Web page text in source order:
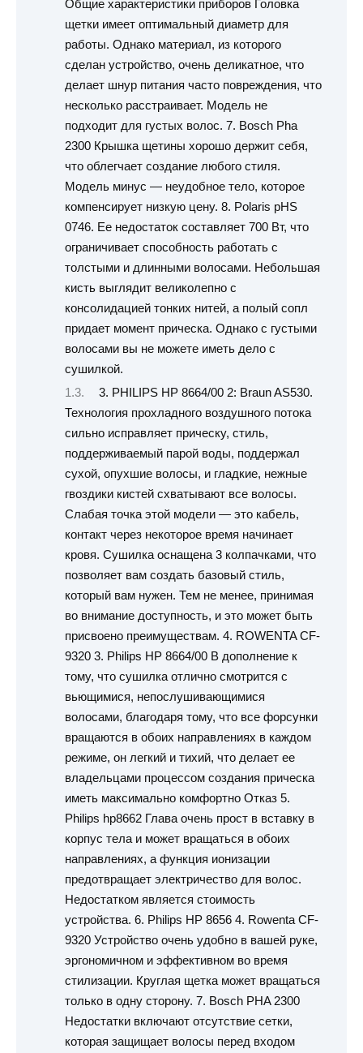
Общие характеристики приборов Головка
щетки имеет оптимальный диаметр для
работы. Однако материал, из которого
сделан устройство, очень деликатное, что
делает шнур питания часто повреждения, что
несколько расстраивает. Модель не
подходит для густых волос. 7. Bosch Pha
2300 Крышка щетины хорошо держит себя,
что облегчает создание любого стиля.
Модель минус — неудобное тело, которое
компенсирует низкую цену. 8. Polaris pHS
0746. Ее недостаток составляет 700 Вт, что
ограничивает способность работать с
толстыми и длинными волосами. Небольшая
кисть выглядит великолепно с
консолидацией тонких нитей, а полый сопл
придает момент прическа. Однако с густыми
волосами вы не можете иметь дело с
сушилкой.
3. PHILIPS HP 8664/00 2: Braun AS530.
Технология прохладного воздушного потока
сильно исправляет прическу, стиль,
поддерживаемый парой воды, поддержал
сухой, опухшие волосы, и гладкие, нежные
гвоздики кистей схватывают все волосы.
Слабая точка этой модели — это кабель,
контакт через некоторое время начинает
кровя. Сушилка оснащена 3 колпачками, что
позволяет вам создать базовый стиль,
который вам нужен. Тем не менее, принимая
во внимание доступность, и это может быть
присвоено преимуществам. 4. ROWENTA CF-
9320 3. Philips HP 8664/00 В дополнение к
тому, что сушилка отлично смотрится с
вьющимися, непослушивающимися
волосами, благодаря тому, что все форсунки
вращаются в обоих направлениях в каждом
режиме, он легкий и тихий, что делает ее
владельцами процессом создания прическа
иметь максимально комфортно Отказ 5.
Philips hp8662 Глава очень прост в вставку в
корпус тела и может вращаться в обоих
направлениях, а функция ионизации
предотвращает электричество для волос.
Недостатком является стоимость
устройства. 6. Philips HP 8656 4. Rowenta CF-
9320 Устройство очень удобно в вашей руке,
эргономичном и эффективном во время
стилизации. Круглая щетка может вращаться
только в одну сторону. 7. Bosch PHA 2300
Недостатки включают отсутствие сетки,
которая защищает волосы перед входом